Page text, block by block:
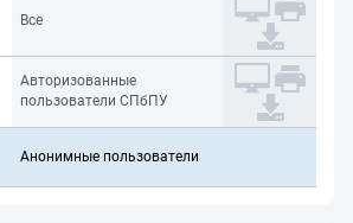
Все
Авторизованные
пользователи СПбПУ
Анонимные пользователи